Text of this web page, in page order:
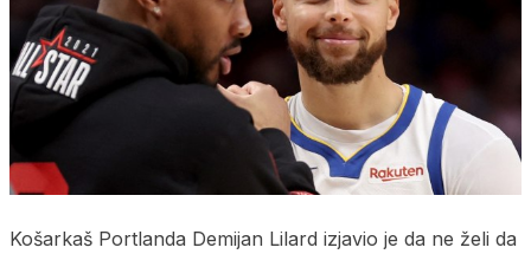
Košarkaš Portlanda Demijan Lilard izjavio je da ne želi da